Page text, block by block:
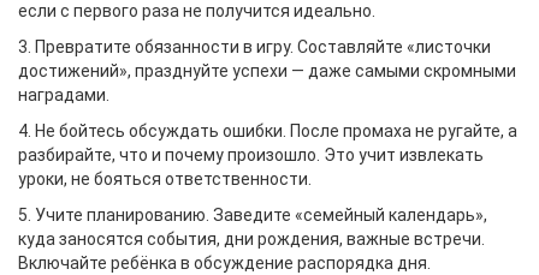
если с первого раза не получится идеально.
3. Превратите обязанности в игру. Составляйте «листочки
достижений», празднуйте успехи — даже самыми скромными
наградами.
4. Не бойтесь обсуждать ошибки. После промаха не ругайте, а
разбирайте, что и почему произошло. Это учит извлекать
уроки, не бояться ответственности.
5. Учите планированию. Заведите «семейный календарь»,
куда заносятся события, дни рождения, важные встречи.
Включайте ребёнка в обсуждение распорядка дня.